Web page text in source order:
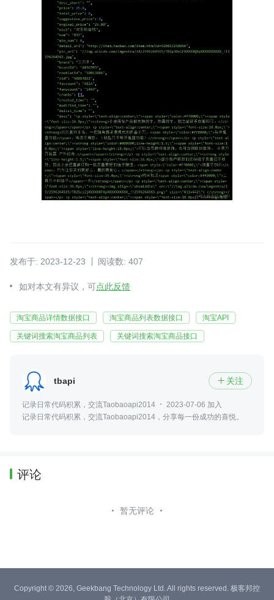
发布于: 2023-12-23 阅读数: 407
如对本文有异议，可点此反馈
淘宝商品详情数据接口 淘宝商品列表数据接口 淘宝API
关键词搜索淘宝商品列表 关键词搜索淘宝商品接口
tbapi  关注
记录日常代码积累，交流Taobaoapi2014
2023-07-06 加入
记录日常代码积累，交流Taobaoapi2014，分享每一份成功的喜悦。
评论
暂无评论
Copyright © 2026, Geekbang Technology Ltd. All rights reserved. 极客邦控